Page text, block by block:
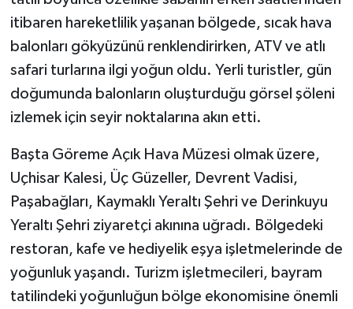
itibaren hareketlilik yaşanan bölgede, sıcak hava
balonları gökyüzünü renklendirirken, ATV ve atlı
safari turlarına ilgi yoğun oldu. Yerli turistler, gün
doğumunda balonların oluşturduğu görsel şöleni
izlemek için seyir noktalarına akın etti.
Başta Göreme Açık Hava Müzesi olmak üzere,
Uçhisar Kalesi, Üç Güzeller, Devrent Vadisi,
Paşabağları, Kaymaklı Yeraltı Şehri ve Derinkuyu
Yeraltı Şehri ziyaretçi akınına uğradı. Bölgedeki
restoran, kafe ve hediyelik eşya işletmelerinde de
yoğunluk yaşandı. Turizm işletmecileri, bayram
tatilindeki yoğunluğun bölge ekonomisine önemli